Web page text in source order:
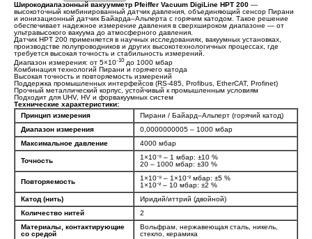
Широкодиапазонный вакуумметр Pfeiffer Vacuum DigiLine HPT 200 —
высокоточный комбинированный датчик давления, объединяющий сенсор Пирани
и ионизационный датчик Байарда–Альперта с горячим катодом. Такое решение
обеспечивает надежное измерение давления в сверхшироком диапазоне — от
ультравысокого вакуума до атмосферного давления.
Датчик HPT 200 применяется в научных исследованиях, вакуумных установках,
производстве полупроводников и других высокотехнологичных процессах, где
требуется высокая точность и стабильность измерений.
Диапазон измерения: от 5×10-10до 1000 мбар
Комбинация технологий Пирани и горячего катода
Высокая точность и повторяемость измерений
Поддержка промышленных интерфейсов (RS-485, Profibus, EtherCAT, Profinet)
Прочный металлический корпус, устойчивый к промышленным условиям
Подходит для UHV, HV и форвакуумных систем
Технические характеристики:
Принцип измерения
Пирани / Байард–Альперт (горячий катод)
Диапазон измерения
0,0000000005 – 1000 мбар
Максимальное давление
4000 мбар
Точность
1×10⁻⁸ – 1 мбар: ±10 %
20 – 1000 мбар: ±30 %
Повторяемость
1×10⁻⁸ – 1×10⁻² мбар: ±5 %
1×10⁻² – 10 мбар: ±2 %
Катод (нить)
Иридий/иттрий (двойной)
Количество нитей
2
Материалы, контактирующие
со средой
Вольфрам, нержавеющая сталь, никель,
стекло, керамика